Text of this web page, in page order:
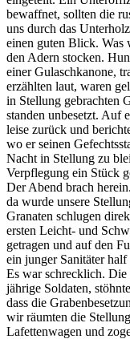
bewaffnet, sollten die
uns durch das
einen guten Blick. Was
den Adern stocken.
einer Gulaschkanone,
erzählten laut, waren
in Stellung gebrachten
standen unbesetzt. Auf
leise zurück und
wo er seinen
Nacht in Stellung zu
Verpflegung ein Stück
Der Abend brach
da wurde unsere
Granaten schlugen
ersten Leicht- und
getragen und auf den
ein junger Sanitäter
Es war schrecklich. Die
jährige Soldaten,
dass die
wir räumten die
Lafettenwagen und